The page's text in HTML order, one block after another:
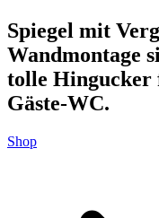
Spiegel mit
Wandmontage
tolle Hingucker
Gäste-WC.
Shop